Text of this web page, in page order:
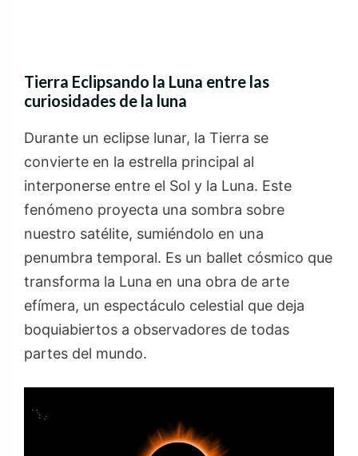
Tierra Eclipsando la Luna entre las
curiosidades de la luna
Durante un eclipse lunar, la Tierra se
convierte en la estrella principal al
interponerse entre el Sol y la Luna. Este
fenómeno proyecta una sombra sobre
nuestro satélite, sumiéndolo en una
penumbra temporal. Es un ballet cósmico que
transforma la Luna en una obra de arte
efímera, un espectáculo celestial que deja
boquiabiertos a observadores de todas
partes del mundo.